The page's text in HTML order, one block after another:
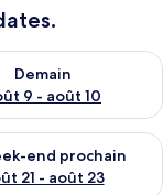
août 9
Demain
9 - août 10
disponibilité pour
14 - août 16
end prochain
21 - août 23
disponibilité pour